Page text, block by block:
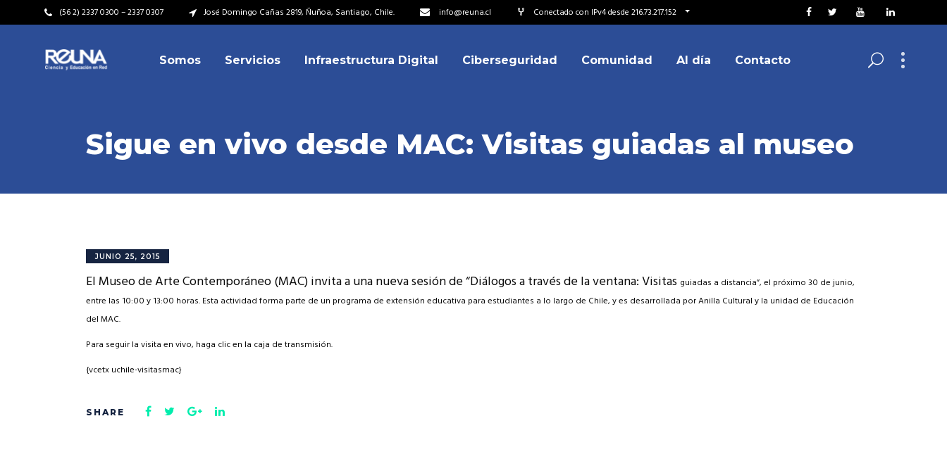
(56 2) 2337 0300 – 2337 0307 José Domingo Cañas 2819, Ñuñoa, Santiago, Chile. info@reuna.cl Conectado con IPv4 desde 216.73.217.152
Somos
Video Institucional
Plan Estratégico
Valores
Historia
Kit de Identidad
Cumplimiento Legal
Acuerdos de Colaboración
Representantes
Institucionales
Servicios Infraestructura Digital Ciberseguridad Comunidad Al día Contacto
Video Institucional
Misión – Visión
Valores
Cumplimiento Legal
Miembros
Directorio
Equipo
Sigue en vivo desde MAC: Visitas guiadas al museo
JUNIO 25, 2015
El Museo de Arte Contemporáneo (MAC) invita a una nueva sesión de “Diálogos a través de la ventana: Visitas guiadas a distancia”, el próximo 30 de junio,
entre las 10:00 y 13:00 horas. Esta actividad forma parte de un programa de extensión educativa para estudiantes a lo largo de Chile, y es desarrollada por Anilla Cultural y la unidad de Educación
del MAC.
Para seguir la visita en vivo, haga clic en la caja de transmisión.
{vcetx uchile-visitasmac}